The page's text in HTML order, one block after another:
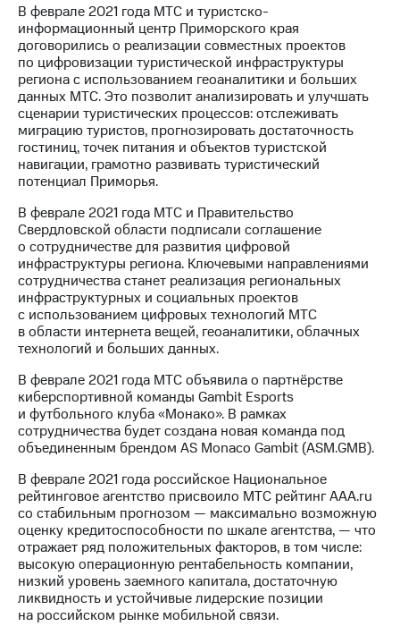
Порядок
выкупа
акций
Дивиденды
Рынок
облигаций
Описание
Еврооблигации-2023
Уведомление
о
погашении
именных
облигаций
Другое
Регистратор
Реквизиты
Контакты
развитие
деловая этика
На главную
В феврале 2021 года МТС и туристско-
информационный центр Приморского края
договорились о реализации совместных проектов
по цифровизации туристической инфраструктуры
региона с использованием геоаналитики и больших
данных МТС. Это позволит анализировать и улучшать
сценарии туристических процессов: отслеживать
миграцию туристов, прогнозировать достаточность
гостиниц, точек питания и объектов туристской
навигации, грамотно развивать туристический
потенциал Приморья.
В феврале 2021 года МТС и Правительство
Свердловской области подписали соглашение
о сотрудничестве для развития цифровой
инфраструктуры региона. Ключевыми направлениями
сотрудничества станет реализация региональных
инфраструктурных и социальных проектов
с использованием цифровых технологий МТС
в области интернета вещей, геоаналитики, облачных
технологий и больших данных.
В феврале 2021 года МТС объявила о партнёрстве
киберспортивной команды Gambit Esports
и футбольного клуба «Монако». В рамках
сотрудничества будет создана новая команда под
объединенным брендом AS Monaco Gambit (ASM.GMB).
В феврале 2021 года российское Национальное
рейтинговое агентство присвоило МТС рейтинг AAA.ru
со стабильным прогнозом — максимально возможную
оценку кредитоспособности по шкале агентства, — что
отражает ряд положительных факторов, в том числе:
высокую операционную рентабельность компании,
низкий уровень заемного капитала, достаточную
ликвидность и устойчивые лидерские позиции
на российском рынке мобильной связи.